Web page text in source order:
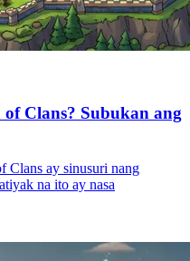
Clans? Subukan ang
Clans ay sinusuri nang
na ito ay nasa